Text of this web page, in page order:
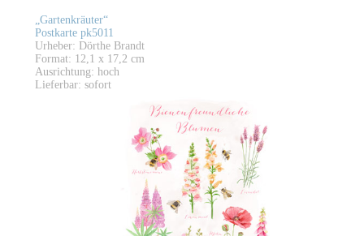
„Gartenkräuter“
Postkarte pk5011
Urheber: Dörthe Brandt
Format: 12,1 x 17,2 cm
Ausrichtung: hoch
Lieferbar: sofort